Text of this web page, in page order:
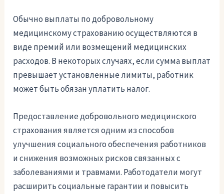
Обычно выплаты по добровольному
медицинскому страхованию осуществляются в
виде премий или возмещений медицинских
расходов. В некоторых случаях, если сумма выплат
превышает установленные лимиты, работник
может быть обязан уплатить налог.
Предоставление добровольного медицинского
страхования является одним из способов
улучшения социального обеспечения работников
и снижения возможных рисков связанных с
заболеваниями и травмами. Работодатели могут
расширить социальные гарантии и повысить